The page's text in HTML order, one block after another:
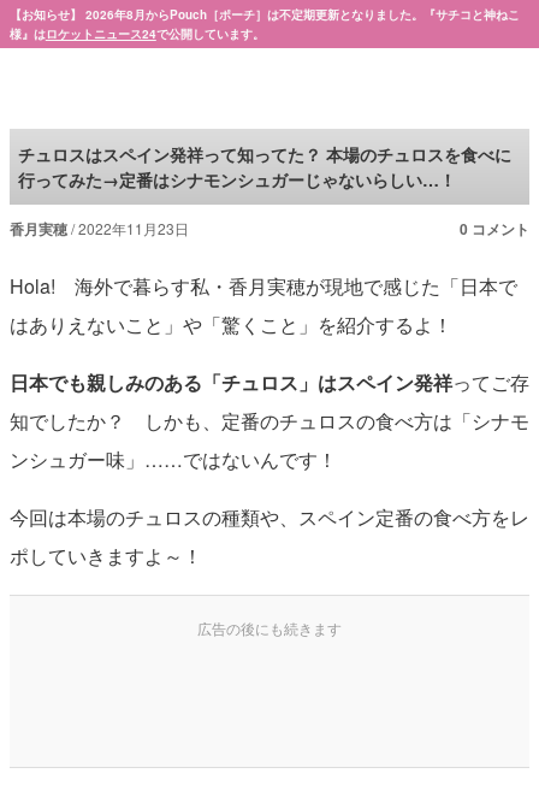
【お知らせ】 2026年8月からPouch［ポーチ］は不定期更新となりました。『サチコと神ねこ
様』はロケットニュース24で公開しています。
チュロスはスペイン発祥って知ってた？ 本場のチュロスを食べに
行ってみた→定番はシナモンシュガーじゃないらしい…！
香月実穂 2022年11月23日 0 コメント
Hola! 海外で暮らす私・香月実穂が現地で感じた「日本で
はありえないこと」や「驚くこと」を紹介するよ！
日本でも親しみのある「チュロス」はスペイン発祥ってご存
知でしたか？ しかも、定番のチュロスの食べ方は「シナモ
ンシュガー味」……ではないんです！
今回は本場のチュロスの種類や、スペイン定番の食べ方をレ
ポしていきますよ～！